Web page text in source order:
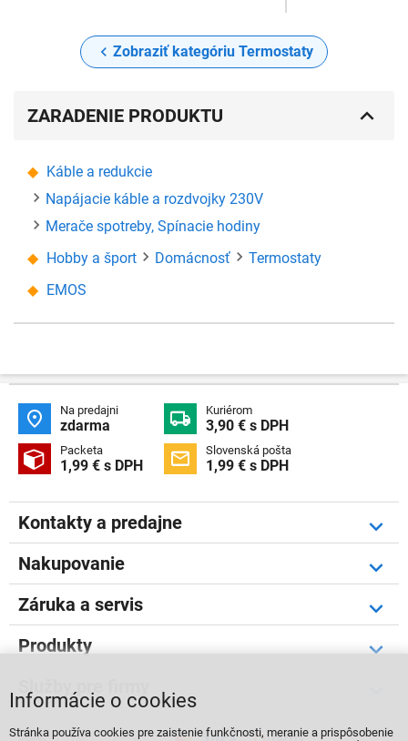
Zobraziť kategóriu Termostaty
ZARADENIE PRODUKTU
Káble a redukcie
Napájacie káble a rozdvojky 230V
Merače spotreby, Spínacie hodiny
Hobby a šport
Domácnosť
Termostaty
EMOS
 Na predajni
zdarma  Kuriérom
3,90 € s DPH
 Packeta
1,99 € s DPH  Slovenská pošta
1,99 € s DPH
Kontakty a predajne
Nakupovanie
Záruka a servis
Produkty
Služby pre firmy
Informácie o cookies
Stránka používa cookies pre zaistenie funkčnosti, meranie a prispôsobenie